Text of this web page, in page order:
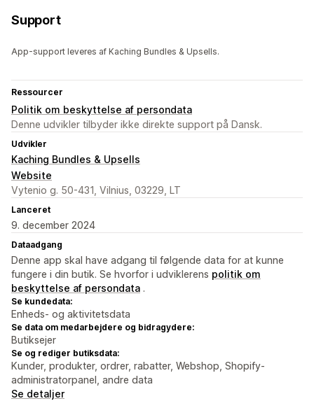
Support
App-support leveres af Kaching Bundles & Upsells.
Ressourcer
Politik om beskyttelse af persondata
Denne udvikler tilbyder ikke direkte support på Dansk.
Udvikler
Kaching Bundles & Upsells
Website
Vytenio g. 50-431, Vilnius, 03229, LT
Lanceret
9. december 2024
Dataadgang
Denne app skal have adgang til følgende data for at kunne
fungere i din butik. Se hvorfor i udviklerens politik om
beskyttelse af persondata .
Se kundedata:
Enheds- og aktivitetsdata
Se data om medarbejdere og bidragydere:
Butiksejer
Se og rediger butiksdata:
Kunder, produkter, ordrer, rabatter, Webshop, Shopify-
administratorpanel, andre data
Se detaljer